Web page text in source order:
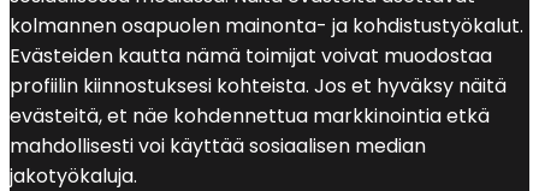
kolmannen osapuolen mainonta- ja kohdistustyökalut.
Evästeiden kautta nämä toimijat voivat muodostaa
profiilin kiinnostuksesi kohteista. Jos et hyväksy näitä
evästeitä, et näe kohdennettua markkinointia etkä
mahdollisesti voi käyttää sosiaalisen median
jakotyökaluja.